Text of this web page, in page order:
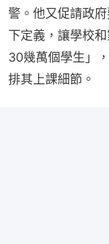
警。他又促請政
下定義，讓學校
30幾萬個學生」
排其上課細節。